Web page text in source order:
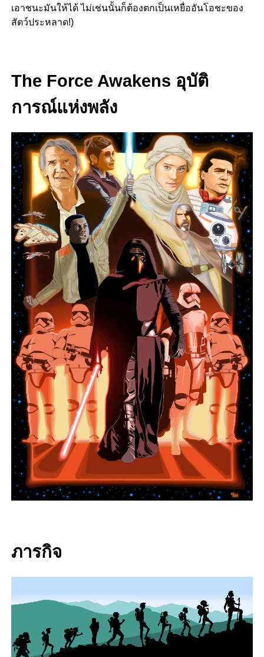
เอาชนะมันให้ได้ ไม่เช่นนั้นก็ต้องตกเป็นเหยื่ออันโอชะของ
สัตว์ประหลาด!)
The Force Awakens อุบัติ
การณ์แห่งพลัง
ภารกิจ